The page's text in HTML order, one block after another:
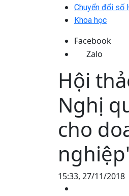
Chuyển đổi số
Khoa học
Facebook
Zalo
Hội
Nghị
cho
15:33, 27/11/2018